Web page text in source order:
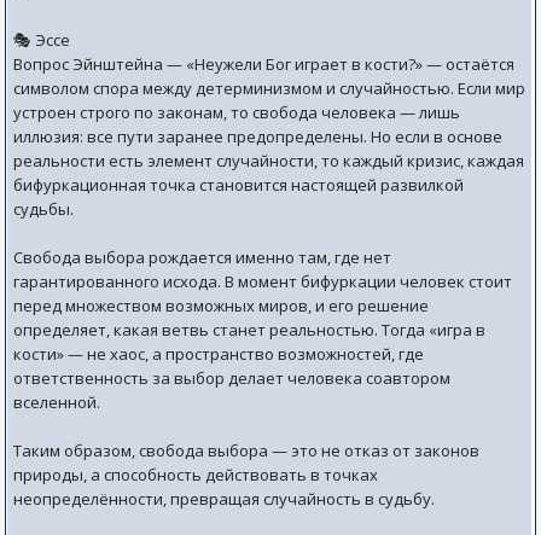
🎭 Эссе
Вопрос Эйнштейна — «Неужели Бог играет в кости?» — остаётся
символом спора между детерминизмом и случайностью. Если мир
устроен строго по законам, то свобода человека — лишь
иллюзия: все пути заранее предопределены. Но если в основе
реальности есть элемент случайности, то каждый кризис, каждая
бифуркационная точка становится настоящей развилкой
судьбы.
Свобода выбора рождается именно там, где нет
гарантированного исхода. В момент бифуркации человек стоит
перед множеством возможных миров, и его решение
определяет, какая ветвь станет реальностью. Тогда «игра в
кости» — не хаос, а пространство возможностей, где
ответственность за выбор делает человека соавтором
вселенной.
Таким образом, свобода выбора — это не отказ от законов
природы, а способность действовать в точках
неопределённости, превращая случайность в судьбу.